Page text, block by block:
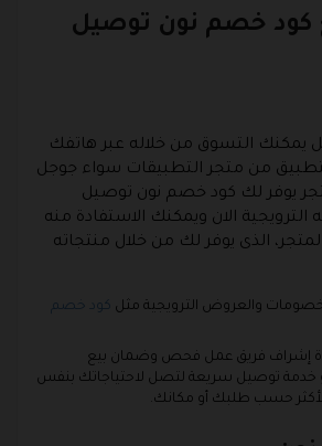
كود خصم نون توصيل
يمكنك التسوق من خلاله عبر هاتفك
من متجر التطبيقات سواء جوجل
يوفر لك كود خصم نون توصيل
الان ويمكنك الاستفادة منه
الذى يوفر لك من خلال منتجاته
والعروض الترويجية مثل كود خصم
إشراف فريق عمل فحص وضمان بيع
و خدمة توصيل سريعة لتصل لاحتياجاتك بنفس
الأكثر حسب طلبك أو مكانك.